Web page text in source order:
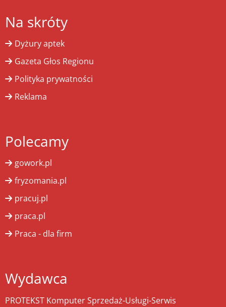
Na skróty
Dyżury aptek
Gazeta Głos Regionu
Polityka prywatności
Reklama
Polecamy
gowork.pl
fryzomania.pl
pracuj.pl
praca.pl
Praca - dla firm
Wydawca
PROTEKST Komputer Sprzedaż-Usługi-Serwis